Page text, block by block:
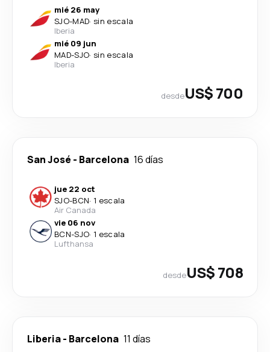
mié 26 may
SJO-MAD· sin escala
Iberia
mié 09 jun
MAD-SJO· sin escala
Iberia
desdeUS$ 700
San José - Barcelona 16 días
jue 22 oct
SJO-BCN· 1 escala
Air Canada
vie 06 nov
BCN-SJO· 1 escala
Lufthansa
desdeUS$ 708
Liberia- Barcelona 11 días